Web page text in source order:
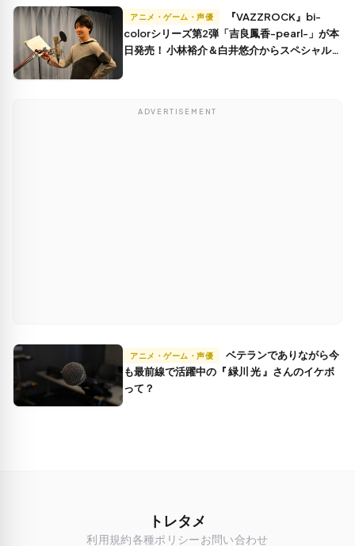
アニメ・ゲーム・声優
colorシリーズ第2弾「吉良鳳香-pearl-」が本
日発売！ 小林裕介＆白井悠介からスペシャルコ
ADVERTISEMENT
アニメ・ゲーム・声優
も最前線で活躍中の『 緑川 光 』さんのイケボ
って？
トレタメ
利用規約各種ポリシーお問い合わせ